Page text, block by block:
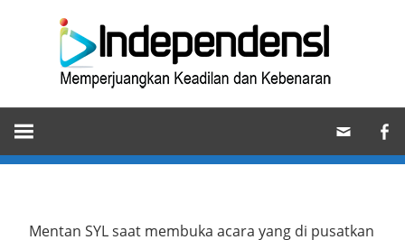
Memperjuangkan
Keadilan
dan
Mentan SYL saat membuka acara yang di pusatkan